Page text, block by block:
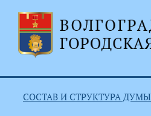
СОСТАВ И СТРУКТУРА ДУМЫ